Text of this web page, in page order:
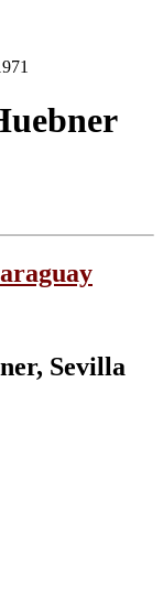
Sevilla